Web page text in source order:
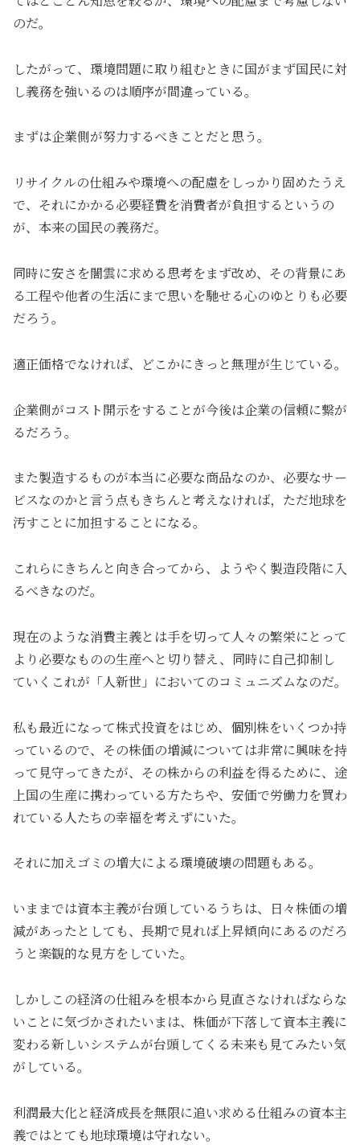
のだ。
したがって、環境問題に取り組むときに国がまず国民に対
し義務を強いるのは順序が間違っている。
まずは企業側が努力するべきことだと思う。
リサイクルの仕組みや環境への配慮をしっかり固めたうえ
で、それにかかる必要経費を消費者が負担するというの
が、本来の国民の義務だ。
同時に安さを闇雲に求める思考をまず改め、その背景にあ
る工程や他者の生活にまで思いを馳せる心のゆとりも必要
だろう。
適正価格でなければ、どこかにきっと無理が生じている。
企業側がコスト開示をすることが今後は企業の信頼に繋が
るだろう。
また製造するものが本当に必要な商品なのか、必要なサー
ビスなのかと言う点もきちんと考えなければ，ただ地球を
汚すことに加担することになる。
これらにきちんと向き合ってから、ようやく製造段階に入
るべきなのだ。
現在のような消費主義とは手を切って人々の繁栄にとって
より必要なものの生産へと切り替え、同時に自己抑制し
ていくこれが「人新世」においてのコミュニズムなのだ。
私も最近になって株式投資をはじめ、個別株をいくつか持
っているので、その株価の増減については非常に興味を持
って見守ってきたが、その株からの利益を得るために、途
上国の生産に携わっている方たちや、安価で労働力を買わ
れている人たちの幸福を考えずにいた。
それに加えゴミの増大による環境破壊の問題もある。
いままでは資本主義が台頭しているうちは、日々株価の増
減があったとしても、長期で見れば上昇傾向にあるのだろ
うと楽観的な見方をしていた。
しかしこの経済の仕組みを根本から見直さなければならな
いことに気づかされたいまは、株価が下落して資本主義に
変わる新しいシステムが台頭してくる未来も見てみたい気
がしている。
利潤最大化と経済成長を無限に追い求める仕組みの資本主
義ではとても地球環境は守れない。